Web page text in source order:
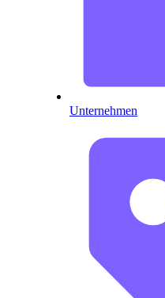
Unternehmen